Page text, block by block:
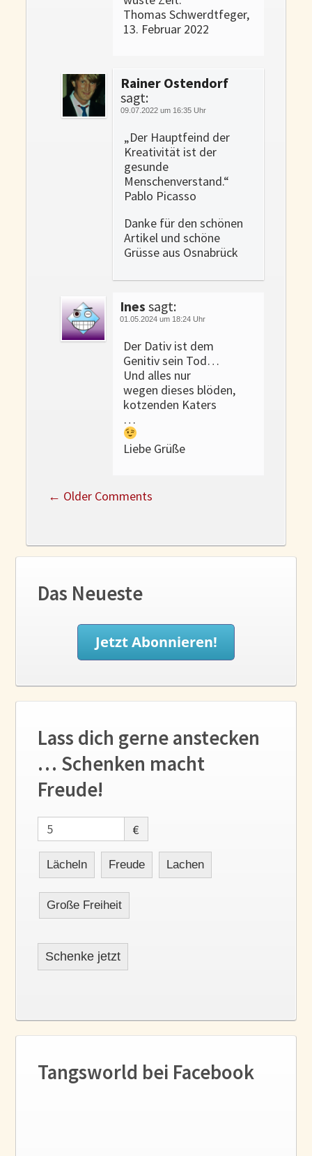
Thomas Schwerdtfeger,
13. Februar 2022
Rainer Ostendorf
sagt:
09.07.2022 um 16:35 Uhr
„Der Hauptfeind der
Kreativität ist der
gesunde
Menschenverstand.“
Pablo Picasso
Danke für den schönen
Artikel und schöne
Grüsse aus Osnabrück
Ines sagt:
01.05.2024 um 18:24 Uhr
Der Dativ ist dem
Genitiv sein Tod…
Und alles nur
wegen dieses blöden,
kotzenden Katers
…
Liebe Grüße
← Older Comments
Das Neueste
Lass dich gerne anstecken
… Schenken macht
Freude!
€
Lächeln Freude Lachen
Große Freiheit
Schenke jetzt
Tangsworld bei Facebook